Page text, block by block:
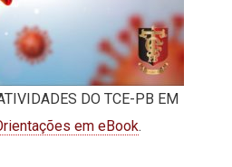
DO TCE-PB EM
em eBook.